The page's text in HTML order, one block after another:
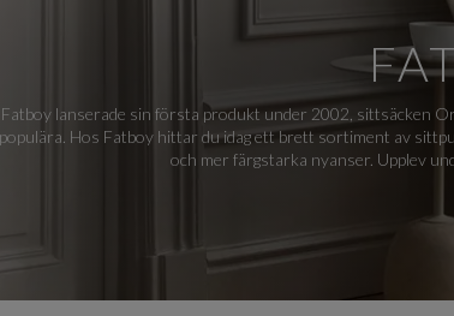
Fatboy lanserade sin första produkt under 2002, sittsäcken
populära. Hos Fatboy hittar du idag ett brett sortiment av
och mer färgstarka nyanser. Upplev